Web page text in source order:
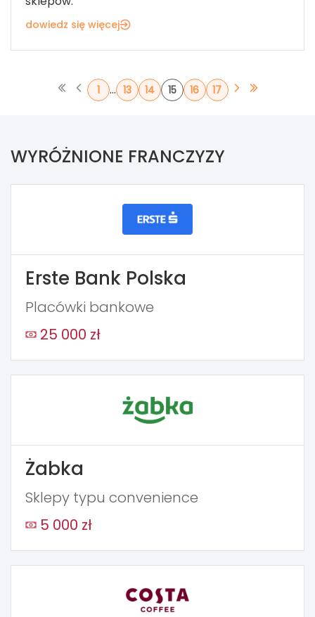
dowiedz się więcej
1 ... 13 14 15 16 17
WYRÓŻNIONE FRANCZYZY
Erste Bank Polska
Placówki bankowe
25 000 zł
Żabka
Sklepy typu convenience
5 000 zł